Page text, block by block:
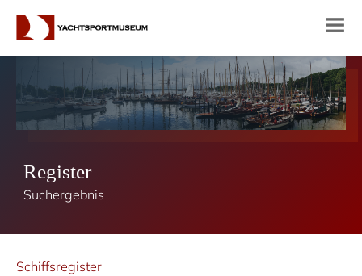
Register
Suchergebnis
Schiffsregister